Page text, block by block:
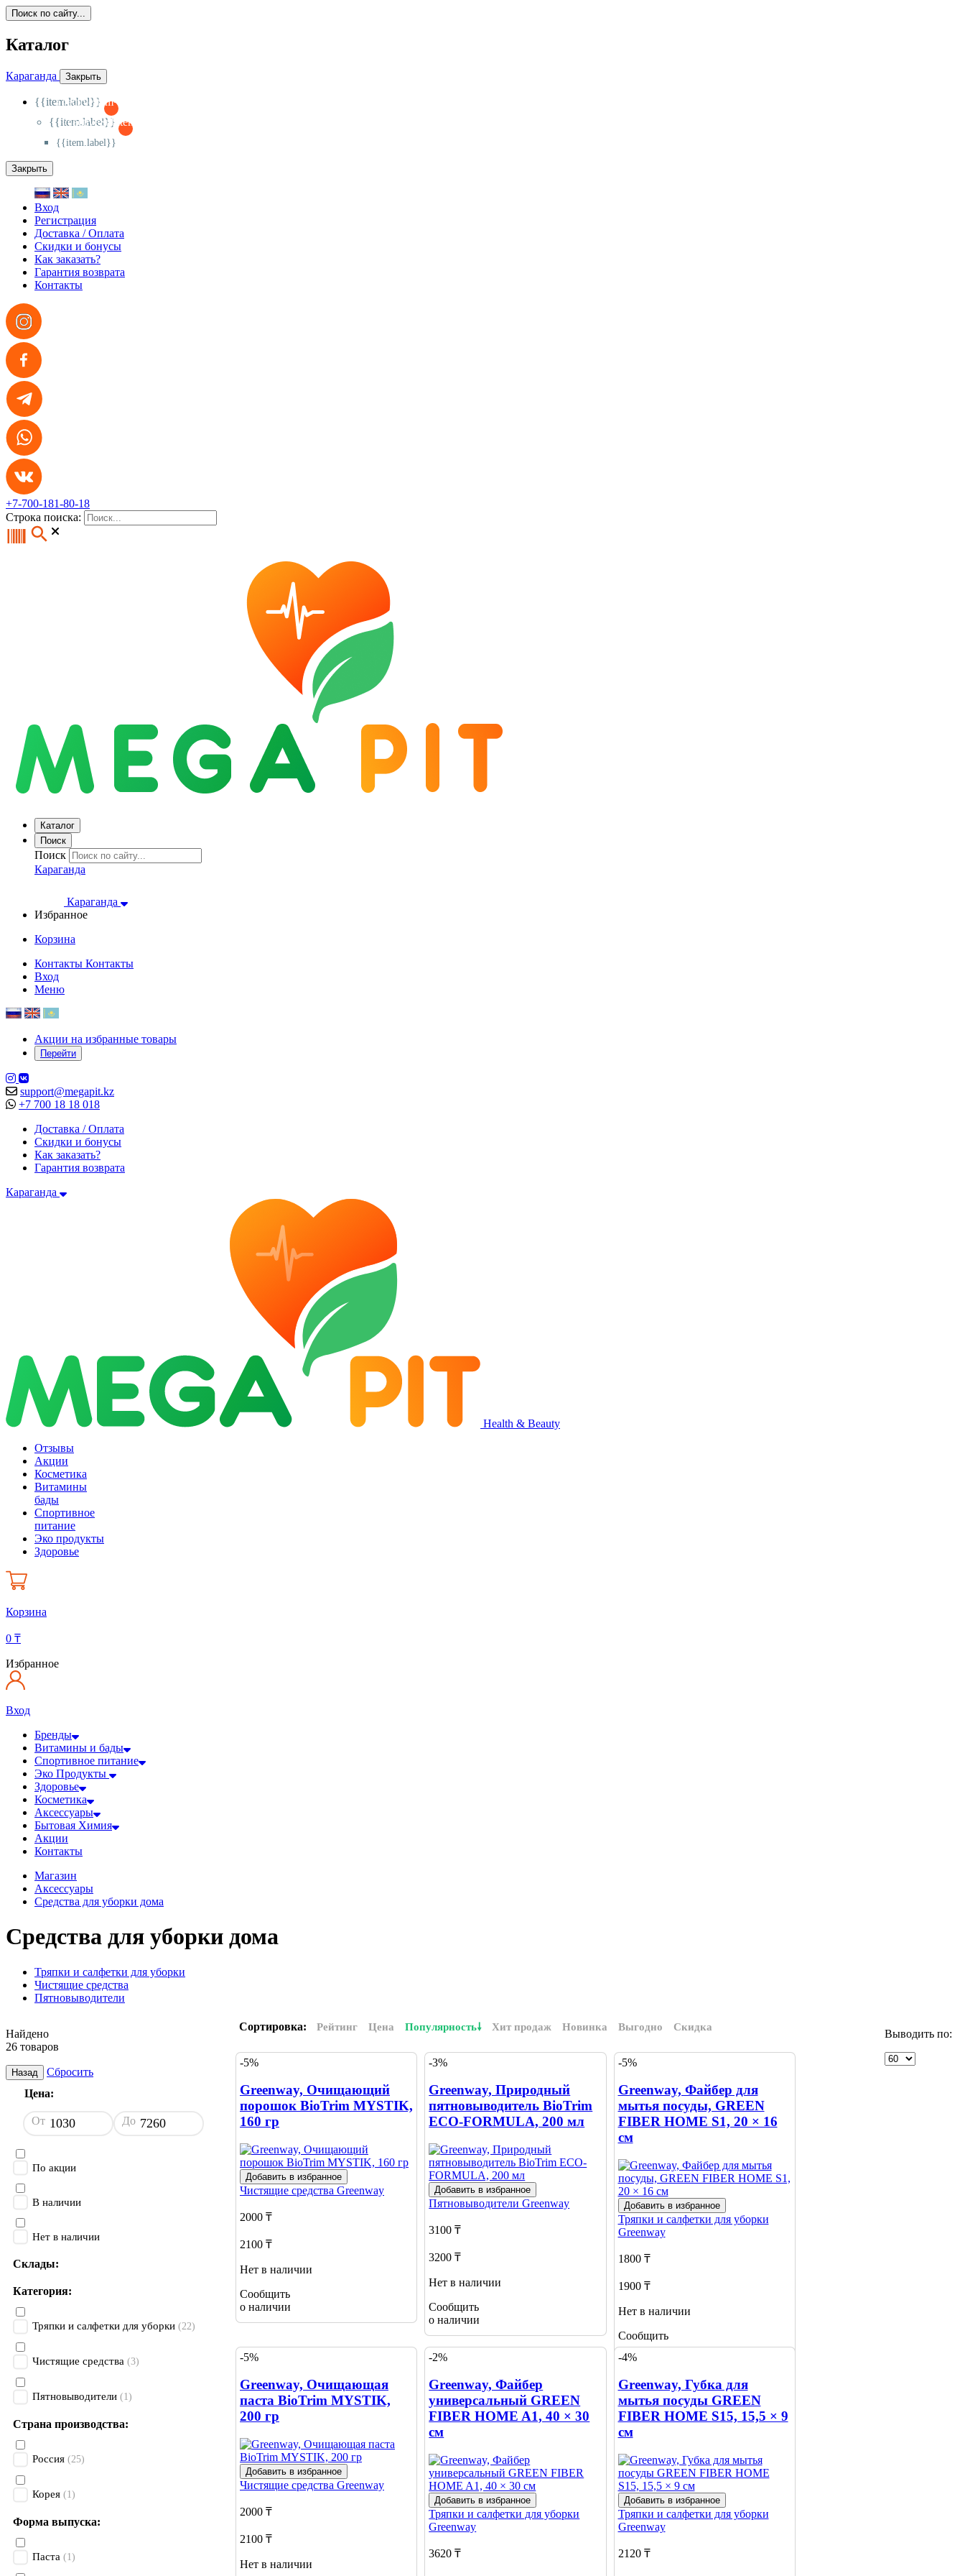
Поиск по сайту...
Каталог
Караганда Закрыть
{{item.label}}
{{activeItem==item.id?'-
{{item.label}}
{{activeSubitem==item.id?'-
{{item.label}}
Закрыть
Вход
Регистрация
Доставка / Оплата
Скидки и бонусы
Как заказать?
Гарантия возврата
Контакты
+7-700-181-80-18
Строка поиска:
Каталог
Поиск
Поиск
Караганда
Караганда
Избранное
Корзина
Контакты Контакты
Вход
Меню
Акции на избранные товары
Перейти
support@megapit.kz
+7 700 18 18 018
Доставка / Оплата
Скидки и бонусы
Как заказать?
Гарантия возврата
Караганда
Health & Beauty
Отзывы
Акции
Косметика
Витамины
бады
Спортивное
питание
Эко продукты
Здоровье
Корзина
0 ₸
Избранное
Вход
Бренды
Витамины и бады
Спортивное питание
Эко Продукты
Здоровье
Косметика
Аксессуары
Бытовая Химия
Акции
Контакты
Магазин
Аксессуары
Средства для уборки дома
Средства для уборки дома
Тряпки и салфетки для уборки
Чистящие средства
Пятновыводители
Сортировка: Рейтинг Цена Популярность Хит продаж Новинка Выгодно Скидка
Выводить по:
Найдено
26 товаров
Назад
Сбросить
Цена:
От До
По акции
В наличии
Нет в наличии
Склады:
Категория:
Тряпки и салфетки для уборки (22)
Чистящие средства (3)
Пятновыводители (1)
Страна производства:
Россия (25)
Корея (1)
Форма выпуска:
Паста (1)
-5%
Greenway, Очищающий
порошок BioTrim MYSTIK,
160 гр
Добавить в избранное
Чистящие средства Greenway
2000 ₸
2100 ₸
Нет в наличии
Сообщить
о наличии
-3%
Greenway, Природный
пятновыводитель BioTrim
ECO-FORMULA, 200 мл
Добавить в избранное
ПятновыводителиGreenway
3100 ₸
3200 ₸
Нет в наличии
Сообщить
о наличии
-5%
Greenway, Файбер для
мытья посуды, GREEN
FIBER HOME S1, 20 × 16
см
Добавить в избранное
Тряпки и салфетки для уборки
Greenway
1800 ₸
1900 ₸
Нет в наличии
Сообщить
о наличии
-5%
Greenway, Очищающая
паста BioTrim MYSTIK,
200 гр
Добавить в избранное
Чистящие средства Greenway
2000 ₸
2100 ₸
Нет в наличии
-2%
Greenway, Файбер
универсальный GREEN
FIBER HOME A1, 40 × 30
см
Добавить в избранное
Тряпки и салфетки для уборки
Greenway
3620 ₸
-4%
Greenway, Губка для
мытья посуды GREEN
FIBER HOME S15, 15,5 × 9
см
Добавить в избранное
Тряпки и салфетки для уборки
Greenway
2120 ₸